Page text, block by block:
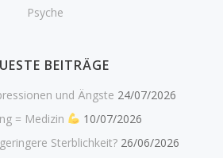
Psyche
BEITRÄGE
und Ängste 24/07/2026
= Medizin
10/07/2026
Sterblichkeit? 26/06/2026